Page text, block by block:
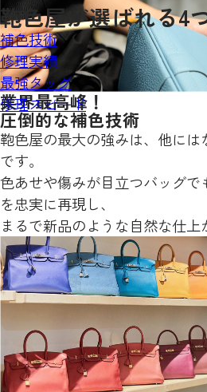
鞄色屋が選ばれる4
補色技術
修理実績
最強タッグ
修理スピード
業界最高峰！
圧倒的な補色技術
鞄色屋の最大の強みは、他に
です。
色あせや傷みが目立つバッグ
を忠実に再現し、
まるで新品のような自然な仕上